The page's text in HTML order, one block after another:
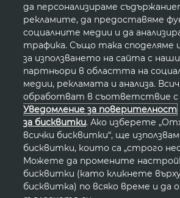
Новини от света на
да персонализираме
рекламите, да предоставяме
социалните медии и да
трафика. Също така споделяме
за използването на сайта с
партньори в областта на
медии, рекламата и анализа.
обработват в съответствие
Уведомление за поверителност
за бисквитки. Ако изберете
всички бисквитки“, ще
бисквитки, които са „строго
Можете да промените
бисквитки (като кликнете
бисквитка) по всяко време и